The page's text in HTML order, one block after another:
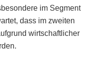
im Segment
dass im zweiten
wirtschaftlicher